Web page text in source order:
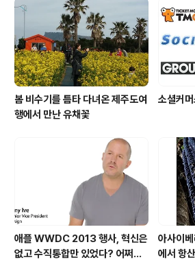
봄 비수기를 틈타 다녀온 제주도여
행에서 만난 유채꽃
소셜커
애플 WWDC 2013 행사, 혁신은
없고 수직통합만 있었다? 어쩌면
아사이
에서 항